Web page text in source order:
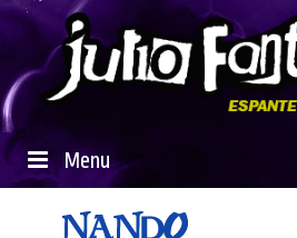
Menu